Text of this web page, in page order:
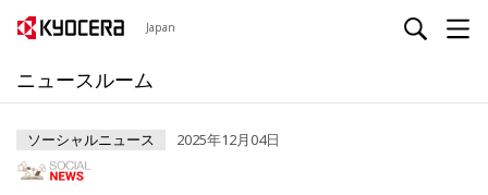
Japan
ニュースルーム
ソーシャルニュース 2025年12月04日